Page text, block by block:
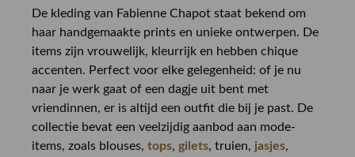
De kleding van Fabienne Chapot staat bekend om
haar handgemaakte prints en unieke ontwerpen. De
items zijn vrouwelijk, kleurrijk en hebben chique
accenten. Perfect voor elke gelegenheid: of je nu
naar je werk gaat of een dagje uit bent met
vriendinnen, er is altijd een outfit die bij je past. De
collectie bevat een veelzijdig aanbod aan mode-
items, zoals blouses, tops, gilets, truien, jasjes,